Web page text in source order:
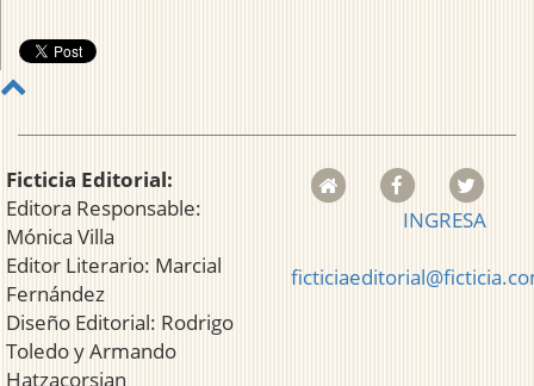
Ficticia Editorial:
Editora Responsable:
Mónica Villa
Editor Literario: Marcial
Fernández
Diseño Editorial: Rodrigo
Toledo y Armando
Hatzacorsian
INGRESA